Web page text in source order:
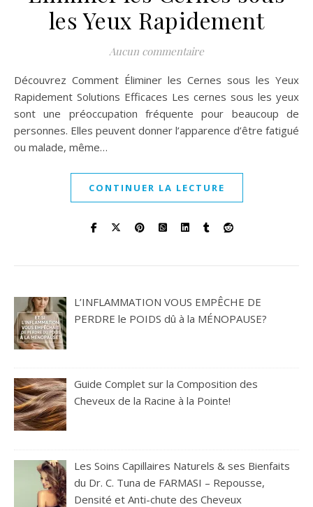
les Yeux Rapidement
Aucun commentaire
Découvrez Comment Éliminer les Cernes sous les Yeux
Rapidement Solutions Efficaces Les cernes sous les yeux
sont une préoccupation fréquente pour beaucoup de
personnes. Elles peuvent donner l’apparence d’être fatigué
ou malade, même…
CONTINUER LA LECTURE
L’INFLAMMATION VOUS EMPÊCHE DE
PERDRE le POIDS dû à la MÉNOPAUSE?
Guide Complet sur la Composition des
Cheveux de la Racine à la Pointe!
Les Soins Capillaires Naturels & ses Bienfaits
du Dr. C. Tuna de FARMASI – Repousse,
Densité et Anti-chute des Cheveux